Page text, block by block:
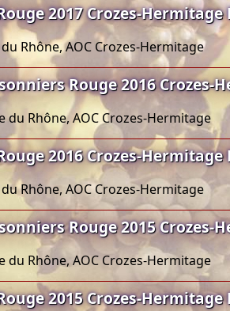
2017 Crozes-Hermitage
Rhône, AOC Crozes-Hermitage
Rouge 2016 Crozes-
du Rhône, AOC Crozes-Hermitage
2016 Crozes-Hermitage
Rhône, AOC Crozes-Hermitage
Rouge 2015 Crozes-
du Rhône, AOC Crozes-Hermitage
2015 Crozes-Hermitage